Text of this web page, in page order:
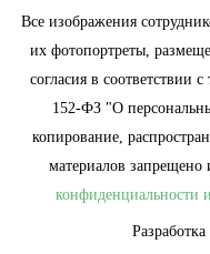
Все изображения
их фотопортреты,
согласия в
152-ФЗ "О
копирование,
материалов запрещено
конфиденциальности
Разработка
УЗНАЙТЕ